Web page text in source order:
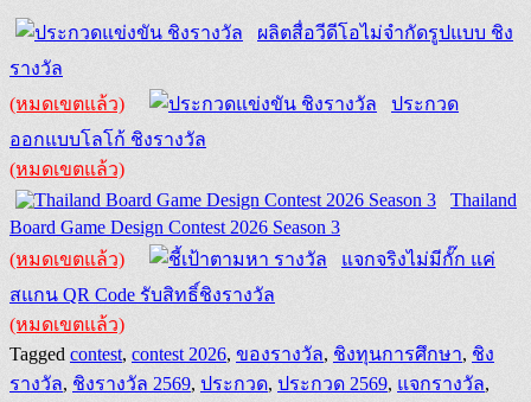
ผลิตสื่อวีดีโอไม่จำกัดรูปแบบ ชิง
รางวัล
(หมดเขตแล้ว)
ประกวด
ออกแบบโลโก้ ชิงรางวัล
(หมดเขตแล้ว)
Thailand
Board Game Design Contest 2026 Season 3
(หมดเขตแล้ว)
แจกจริงไม่มีกั๊ก แค่
สแกน QR Code รับสิทธิ์ชิงรางวัล
(หมดเขตแล้ว)
Tagged contest, contest 2026, ของรางวัล, ชิงทุนการศึกษา, ชิง
รางวัล, ชิงรางวัล 2569, ประกวด, ประกวด 2569, แจกรางวัล,